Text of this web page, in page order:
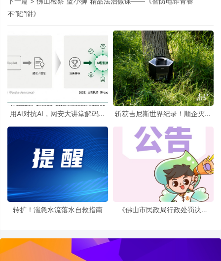
不“陷”阱》
用AI对抗AI，网安大讲堂解码智
斩获吉尼斯世界纪录！顺企灭蚊
转扩！湍急水流落水自救指南
《佛山市民政局行政处罚决定